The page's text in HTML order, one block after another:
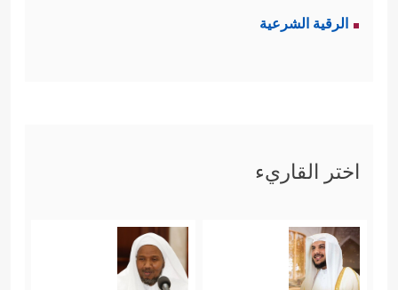
الرقية الشرعية
اختر القاريء